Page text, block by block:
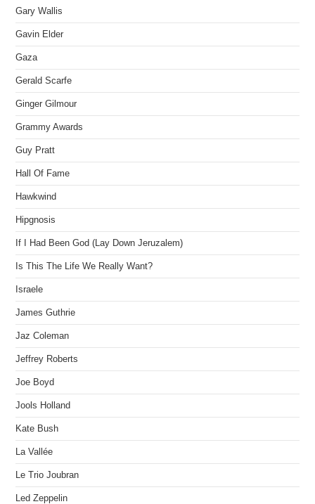
Gary Wallis
Gavin Elder
Gaza
Gerald Scarfe
Ginger Gilmour
Grammy Awards
Guy Pratt
Hall Of Fame
Hawkwind
Hipgnosis
If I Had Been God (Lay Down Jeruzalem)
Is This The Life We Really Want?
Israele
James Guthrie
Jaz Coleman
Jeffrey Roberts
Joe Boyd
Jools Holland
Kate Bush
La Vallée
Le Trio Joubran
Led Zeppelin